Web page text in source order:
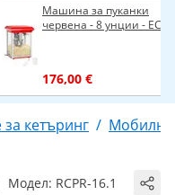
Машина за пуканки
червена - 8 унции - ECO
176,00 €
кетъринг / Мобилно
Модел: RCPR-16.1